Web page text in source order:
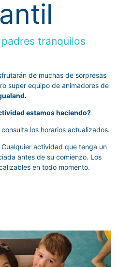
tranquilos
de muchas de sorpresas
super equipo de animadores de
estamos haciendo?
los horarios actualizados.
actividad que tenga un
antes de su comienzo. Los
en todo momento.